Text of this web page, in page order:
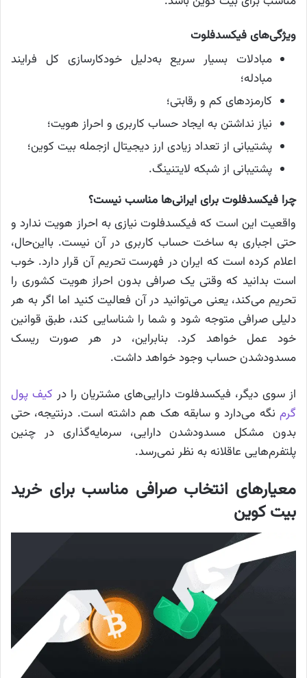
ویژگی‌های فیکسدفلوت
مبادلات بسیار سریع به‌دلیل خودکارسازی کل فرایند
مبادله؛
کارمزدهای کم و رقابتی؛
نیاز نداشتن به ایجاد حساب کاربری و احراز هویت؛
پشتیبانی از تعداد زیادی ارز دیجیتال ازجمله بیت کوین؛
پشتیبانی از شبکه لایتنینگ.
چرا فیکسدفلوت برای ایرانی‌ها مناسب نیست؟
واقعیت این است که فیکسدفلوت نیازی به احراز هویت ندارد و
حتی اجباری به ساخت حساب کاربری در آن نیست. بااین‌حال،
اعلام کرده است که ایران در فهرست تحریم آن قرار دارد. خوب
است بدانید که وقتی یک صرافی بدون احراز هویت کشوری را
تحریم می‌کند، یعنی می‌توانید در آن فعالیت کنید اما اگر به هر
دلیلی صرافی متوجه شود و شما را شناسایی کند، طبق قوانین
خود عمل خواهد کرد. بنابراین، در هر صورت ریسک
مسدودشدن حساب وجود خواهد داشت.
از سوی دیگر، فیکسدفلوت دارایی‌های مشتریان را در کیف پول
گرم نگه می‌دارد و سابقه هک هم داشته است. درنتیجه، حتی
بدون مشکل مسدودشدن دارایی، سرمایه‌گذاری در چنین
پلتفرم‌هایی عاقلانه به نظر نمی‌رسد.
معیارهای انتخاب صرافی مناسب برای خرید
بیت کوین